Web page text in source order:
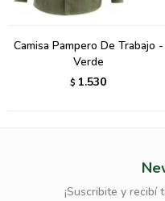
Camisa Pampero De Trabajo -
Verde
$ 1.530
¡Suscribite y recibí